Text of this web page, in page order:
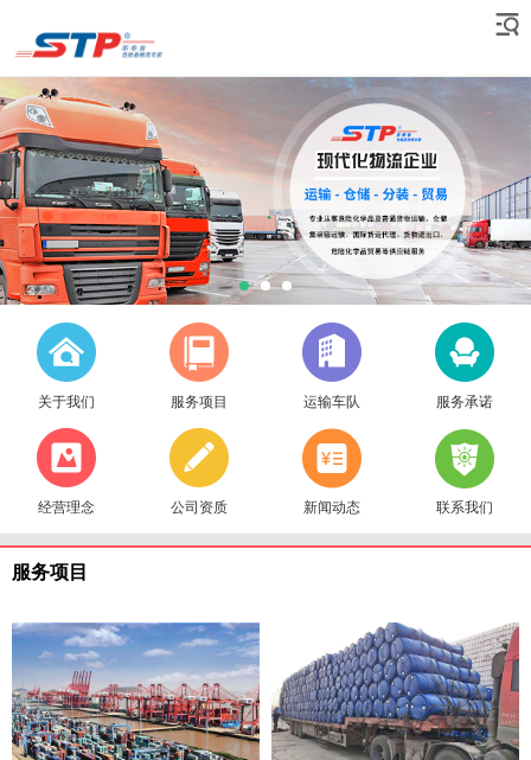
关于我们 服务项目 运输车队 服务承诺
经营理念 公司资质 新闻动态 联系我们
服务项目